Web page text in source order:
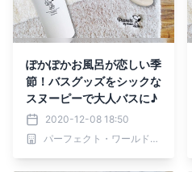
ぽかぽかお風呂が恋しい季
節！バスグッズをシックな
スヌーピーで大人バスに♪
2020-12-08 18:50
パーフェクト・ワールド株式会社